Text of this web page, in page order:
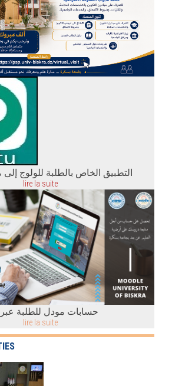
التطبيق الخاص بالطلبة للولوج
lire la suite
حسابات مودل للطلبة
lire la suite